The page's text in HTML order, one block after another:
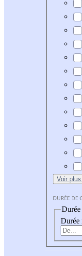
Voir plus
DURÉE DE
Durée
Durée